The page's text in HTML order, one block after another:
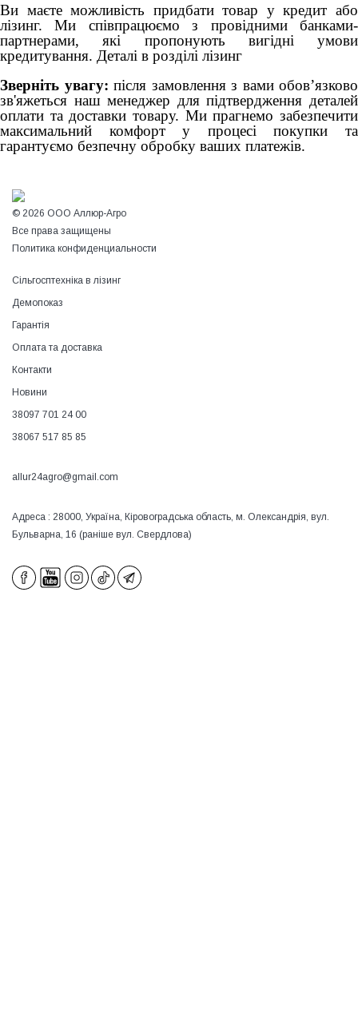
Ви маєте можливість придбати товар у кредит або
лізинг. Ми співпрацюємо з провідними банками-
партнерами, які пропонують вигідні умови
кредитування. Деталі в розділі лізинг
Зверніть увагу: після замовлення з вами обов’язково
зв'яжеться наш менеджер для підтвердження деталей
оплати та доставки товару. Ми прагнемо забезпечити
максимальний комфорт у процесі покупки та
гарантуємо безпечну обробку ваших платежів.
© 2026 ООО Аллюр-Агро
Все права защищены
Политика конфиденциальности
Сільгосптехніка в лізинг
Демопоказ
Гарантія
Оплата та доставка
Контакти
Новини
38097 701 24 00
38067 517 85 85
allur24agro@gmail.com
Адреса : 28000, Україна, Кіровоградська область, м. Олександрія, вул.
Бульварна, 16 (раніше вул. Свердлова)